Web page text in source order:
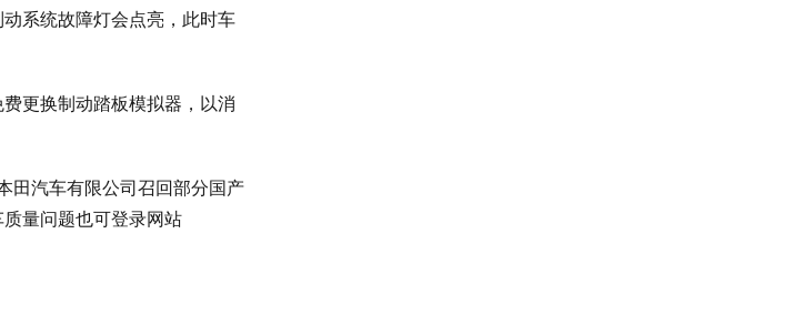
系统故障灯会点亮，此时车
更换制动踏板模拟器，以消
田汽车有限公司召回部分国产
量问题也可登录网站